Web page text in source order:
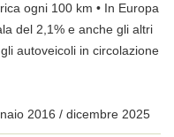
ogni 100 km • In Europa
del 2,1% e anche gli altri
autoveicoli in circolazione
2016 / dicembre 2025